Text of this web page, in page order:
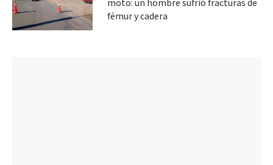
moto: un hombre sufrió fracturas de
fémur y cadera